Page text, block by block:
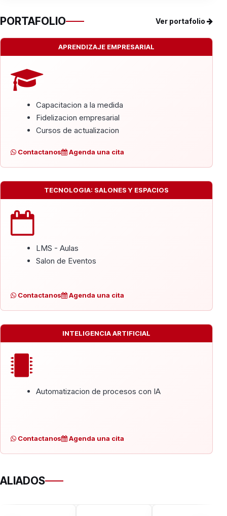
PORTAFOLIO Ver portafolio
APRENDIZAJE EMPRESARIAL
Capacitacion a la medida
Fidelizacion empresarial
Cursos de actualizacion
Contactanos Agenda una cita
TECNOLOGIA: SALONES Y ESPACIOS
LMS - Aulas
Salon de Eventos
Contactanos Agenda una cita
INTELIGENCIA ARTIFICIAL
Automatizacion de procesos con IA
Contactanos Agenda una cita
ALIADOS